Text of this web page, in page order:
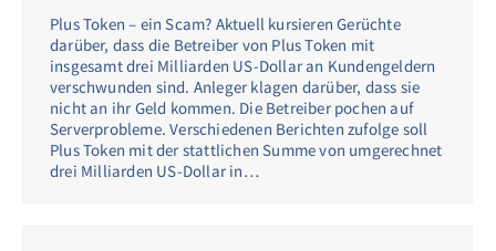
Plus Token – ein Scam? Aktuell kursieren Gerüchte
darüber, dass die Betreiber von Plus Token mit
insgesamt drei Milliarden US-Dollar an Kundengeldern
verschwunden sind. Anleger klagen darüber, dass sie
nicht an ihr Geld kommen. Die Betreiber pochen auf
Serverprobleme. Verschiedenen Berichten zufolge soll
Plus Token mit der stattlichen Summe von umgerechnet
drei Milliarden US-Dollar in…